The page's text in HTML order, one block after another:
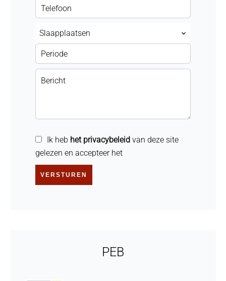
Slaapplaatsen
Ik heb het privacybeleid van deze site
gelezen en accepteer het
VERSTUREN
PEB